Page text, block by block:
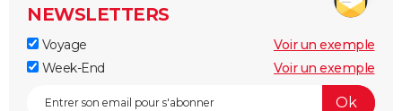
NEWSLETTERS
Voyage
Voir un exemple
Week-End
Voir un exemple